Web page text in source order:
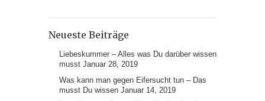
Neueste Beiträge
Liebeskummer – Alles was Du darüber wissen
musst Januar 28, 2019
Was kann man gegen Eifersucht tun – Das
musst Du wissen Januar 14, 2019